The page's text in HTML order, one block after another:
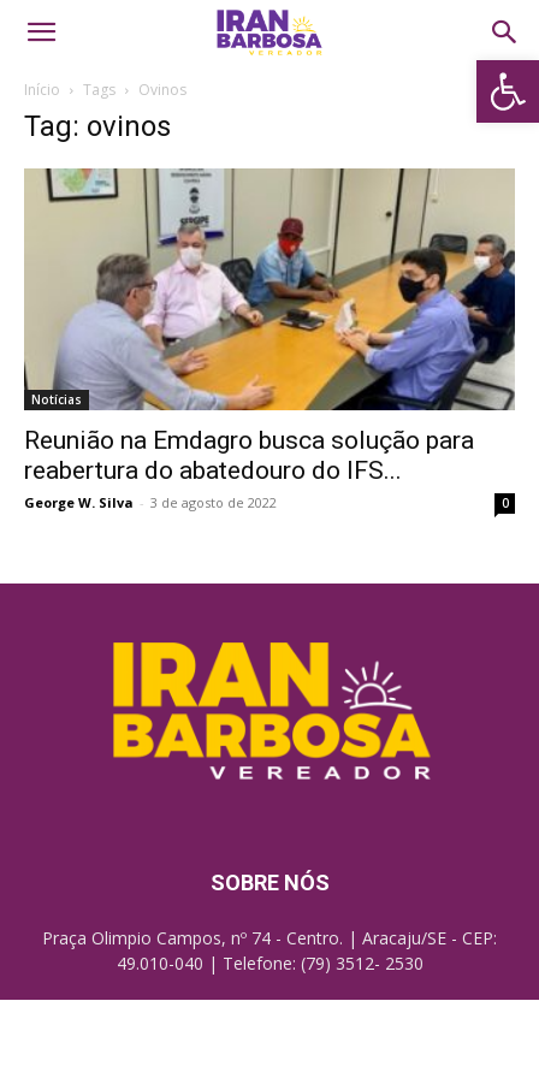
Abrir
Início Tags Ovinos
Tag: ovinos
Notícias
Reunião na Emdagro busca solução para
reabertura do abatedouro do IFS...
George W. Silva - 3 de agosto de 2022 0
SOBRE NÓS
Praça Olimpio Campos, nº 74 - Centro. | Aracaju/SE - CEP:
49.010-040 | Telefone: (79) 3512- 2530